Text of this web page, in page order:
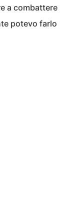
a combattere
potevo farlo